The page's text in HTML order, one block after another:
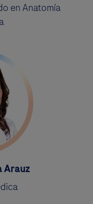
en Anatomía
Arauz